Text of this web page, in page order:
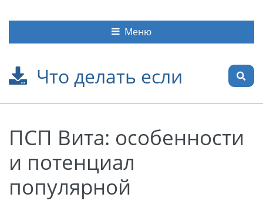
Что делать если
Меню
ПСП Вита: особенности
и потенциал
популярной